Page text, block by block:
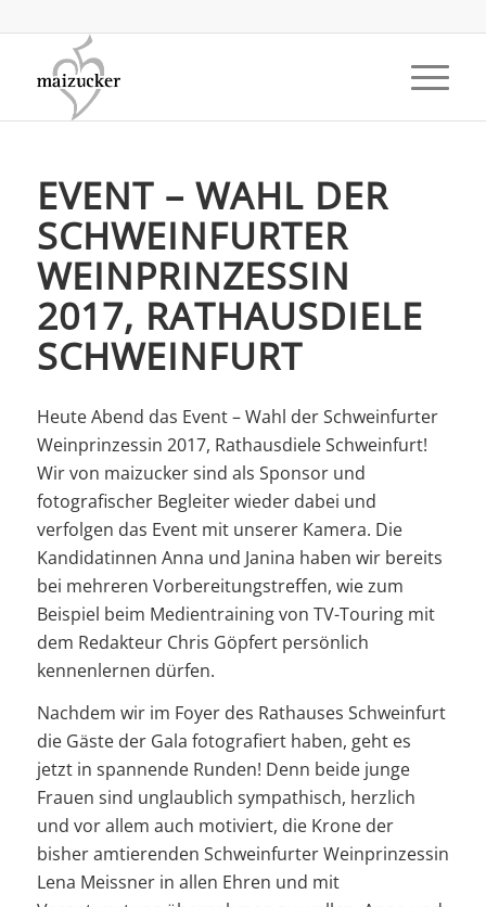
EVENT – WAHL DER
SCHWEINFURTER
WEINPRINZESSIN
2017, RATHAUSDIELE
SCHWEINFURT
Heute Abend das Event – Wahl der Schweinfurter
Weinprinzessin 2017, Rathausdiele Schweinfurt!
Wir von maizucker sind als Sponsor und
fotografischer Begleiter wieder dabei und
verfolgen das Event mit unserer Kamera. Die
Kandidatinnen Anna und Janina haben wir bereits
bei mehreren Vorbereitungstreffen, wie zum
Beispiel beim Medientraining von TV-Touring mit
dem Redakteur Chris Göpfert persönlich
kennenlernen dürfen.
Nachdem wir im Foyer des Rathauses Schweinfurt
die Gäste der Gala fotografiert haben, geht es
jetzt in spannende Runden! Denn beide junge
Frauen sind unglaublich sympathisch, herzlich
und vor allem auch motiviert, die Krone der
bisher amtierenden Schweinfurter Weinprinzessin
Lena Meissner in allen Ehren und mit